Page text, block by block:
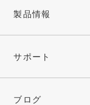
製品情報
サポート
ブログ